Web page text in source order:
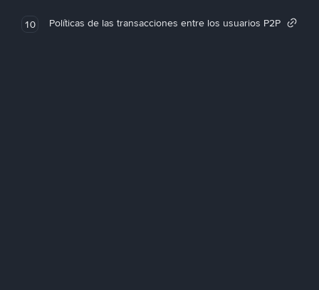
10 Políticas de las transacciones entre los usuarios P2P